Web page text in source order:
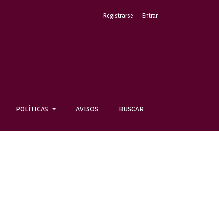
POLÍTICAS AVISOS BUSCAR
Registrarse Entrar